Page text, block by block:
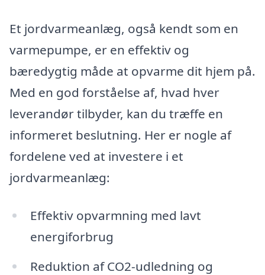
Et jordvarmeanlæg, også kendt som en
varmepumpe, er en effektiv og
bæredygtig måde at opvarme dit hjem på.
Med en god forståelse af, hvad hver
leverandør tilbyder, kan du træffe en
informeret beslutning. Her er nogle af
fordelene ved at investere i et
jordvarmeanlæg:
Effektiv opvarmning med lavt
energiforbrug
Reduktion af CO2-udledning og